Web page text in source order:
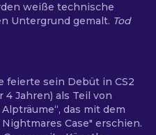
weiße technische
Untergrund gemalt. Tod
feierte sein Debüt in CS2
4 Jahren) als Teil von
das mit dem
Case" erschien.